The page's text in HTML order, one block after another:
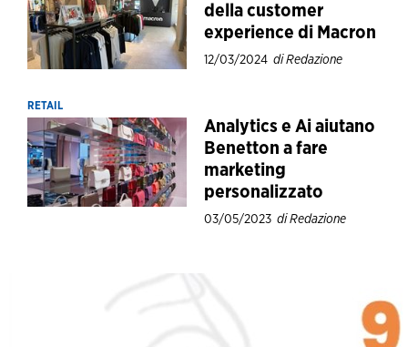
della customer
experience di Macron
12/03/2024 di Redazione
RETAIL
Analytics e Ai aiutano
Benetton a fare
marketing
personalizzato
03/05/2023 di Redazione